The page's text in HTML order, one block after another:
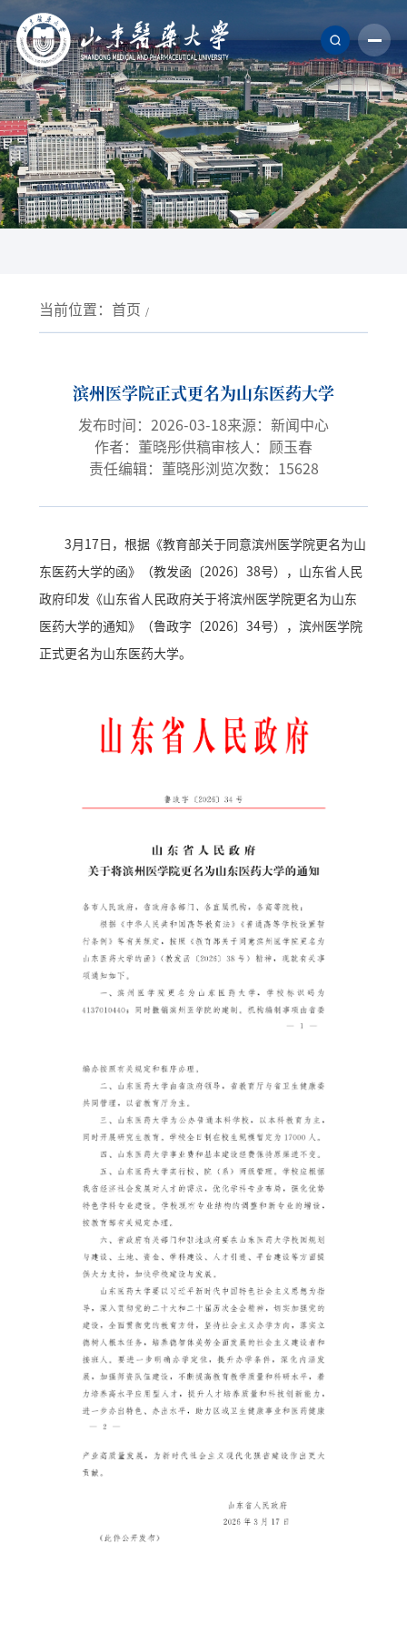
当前位置： 首页
滨州医学院正式更名为山东医药大学
发布时间：2026-03-18来源：新闻中心
作者：董晓彤供稿审核人：顾玉春
责任编辑：董晓彤浏览次数： 15628
3月17日，根据《教育部关于同意滨州医学院更名为山
东医药大学的函》（教发函〔2026〕38号），山东省人民
政府印发《山东省人民政府关于将滨州医学院更名为山东
医药大学的通知》（鲁政字〔2026〕34号），滨州医学院
正式更名为山东医药大学。